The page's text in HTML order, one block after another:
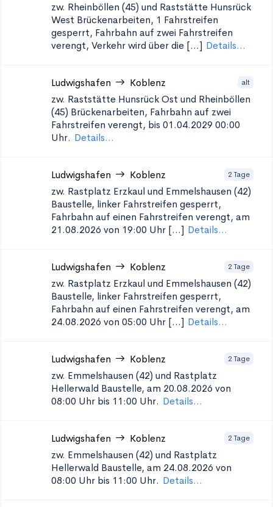
zw. Rheinböllen (45) und Raststätte Hunsrück
West Brückenarbeiten, 1 Fahrstreifen
gesperrt, Fahrbahn auf zwei Fahrstreifen
verengt, Verkehr wird über die [...] Details...
Ludwigshafen Koblenz alt
zw. Raststätte Hunsrück Ost und Rheinböllen
(45) Brückenarbeiten, Fahrbahn auf zwei
Fahrstreifen verengt, bis 01.04.2029 00:00
Uhr. Details...
Ludwigshafen Koblenz 2 Tage
zw. Rastplatz Erzkaul und Emmelshausen (42)
Baustelle, linker Fahrstreifen gesperrt,
Fahrbahn auf einen Fahrstreifen verengt, am
21.08.2026 von 19:00 Uhr [...] Details...
Ludwigshafen Koblenz 2 Tage
zw. Rastplatz Erzkaul und Emmelshausen (42)
Baustelle, linker Fahrstreifen gesperrt,
Fahrbahn auf einen Fahrstreifen verengt, am
24.08.2026 von 05:00 Uhr [...] Details...
Ludwigshafen Koblenz 2 Tage
zw. Emmelshausen (42) und Rastplatz
Hellerwald Baustelle, am 20.08.2026 von
08:00 Uhr bis 11:00 Uhr. Details...
Ludwigshafen Koblenz 2 Tage
zw. Emmelshausen (42) und Rastplatz
Hellerwald Baustelle, am 24.08.2026 von
08:00 Uhr bis 11:00 Uhr. Details...